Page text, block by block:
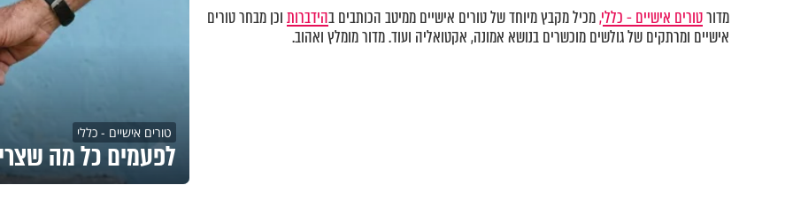
מדורטורים אישיים - כללי,מכיל מקבץ מיוחד של טורים אישיים ממיטב הכותבים בהידברותוכן מבחר טורים
אישיים ומרתקים של גולשים מוכשרים בנושא אמונה, אקטואליה ועוד. מדור מומלץ ואהוב.
טורים אישיים - כללי
לפעמים כל מה